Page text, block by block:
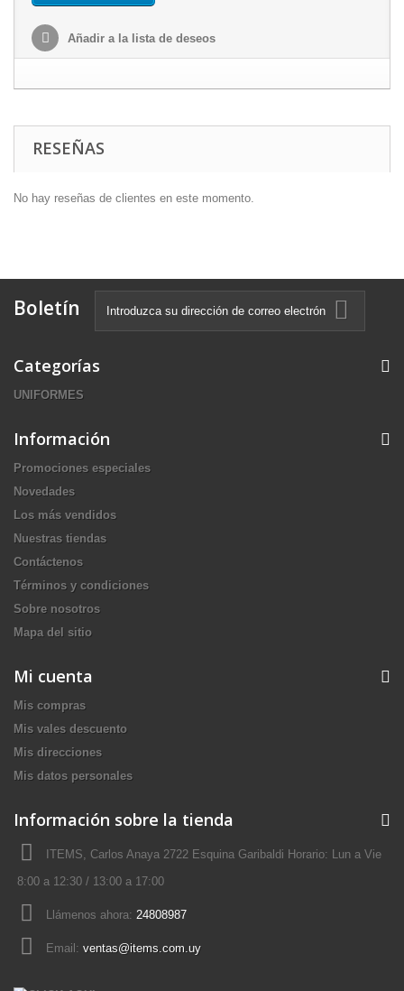
Añadir a la lista de deseos
RESEÑAS
No hay reseñas de clientes en este momento.
Boletín
Categorías
UNIFORMES
Información
Promociones especiales
Novedades
Los más vendidos
Nuestras tiendas
Contáctenos
Términos y condiciones
Sobre nosotros
Mapa del sitio
Mi cuenta
Mis compras
Mis vales descuento
Mis direcciones
Mis datos personales
Información sobre la tienda
ITEMS, Carlos Anaya 2722 Esquina Garibaldi Horario: Lun a Vie
8:00 a 12:30 / 13:00 a 17:00
Llámenos ahora: 24808987
Email: ventas@items.com.uy